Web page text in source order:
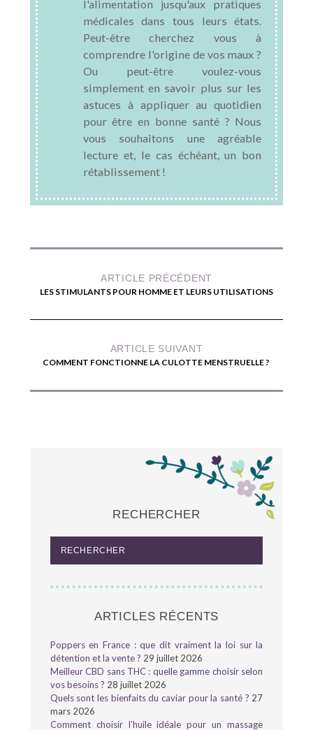
l'alimentation jusqu'aux pratiques
médicales dans tous leurs états.
Peut-être cherchez vous à
comprendre l'origine de vos maux ?
Ou peut-être voulez-vous
simplement en savoir plus sur les
astuces à appliquer au quotidien
pour être en bonne santé ? Nous
vous souhaitons une agréable
lecture et, le cas échéant, un bon
rétablissement !
ARTICLE PRÉCÉDENT
LES STIMULANTS POUR HOMME ET LEURS UTILISATIONS
ARTICLE SUIVANT
COMMENT FONCTIONNE LA CULOTTE MENSTRUELLE ?
RECHERCHER
ARTICLES RÉCENTS
Poppers en France : que dit vraiment la loi sur la
détention et la vente ? 29 juillet 2026
Meilleur CBD sans THC : quelle gamme choisir selon
vos besoins ? 28 juillet 2026
Quels sont les bienfaits du caviar pour la santé ? 27
mars 2026
Comment choisir l’huile idéale pour un massage